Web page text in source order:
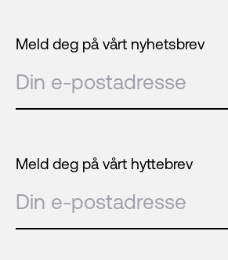
Meld deg på vårt nyhetsbrev
E-post
Meld deg på vårt hyttebrev
E-post